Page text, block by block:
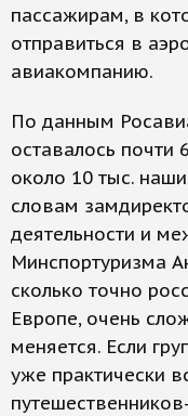
пассажирам, в
отправиться в
авиакомпанию.
По данным
оставалось почти
около 10 тыс.
словам
деятельности и
Минспортуризма
сколько точно
Европе, очень
меняется. Если
уже практически